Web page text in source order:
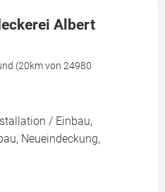
Albert
(20km von 24980
/ Einbau,
Neueindeckung,